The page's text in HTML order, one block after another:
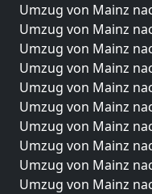
Umzug von Mainz
Umzug von Mainz
Umzug von Mainz
Umzug von Mainz
Umzug von Mainz
Umzug von Mainz
Umzug von Mainz
Umzug von Mainz
Umzug von Mainz
Umzug von Mainz